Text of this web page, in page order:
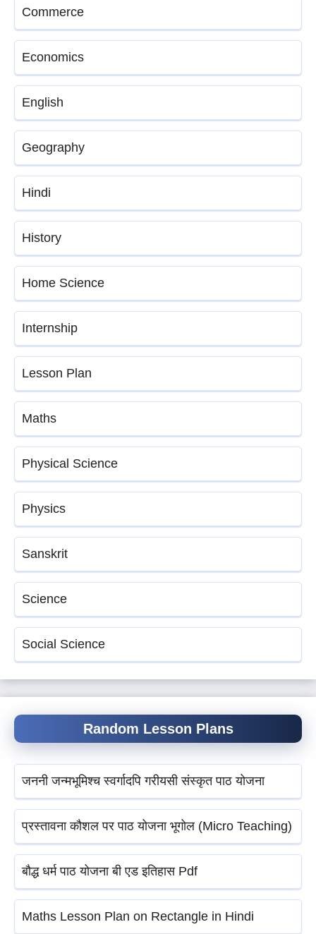
Commerce
Economics
English
Geography
Hindi
History
Home Science
Internship
Lesson Plan
Maths
Physical Science
Physics
Sanskrit
Science
Social Science
Random Lesson Plans
जननी जन्मभूमिश्च स्वर्गादपि गरीयसी संस्कृत पाठ योजना
प्रस्तावना कौशल पर पाठ योजना भूगोल (Micro Teaching)
बौद्ध धर्म पाठ योजना बी एड इतिहास Pdf
Maths Lesson Plan on Rectangle in Hindi